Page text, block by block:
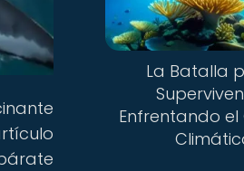
La Batalla
Enfrentando